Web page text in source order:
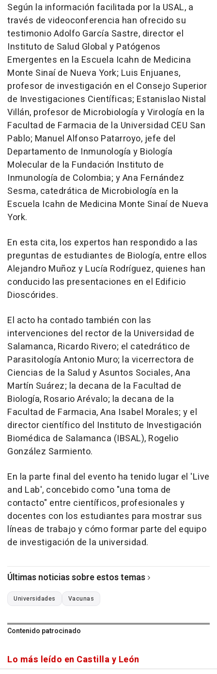
Según la información facilitada por la USAL, a
través de videoconferencia han ofrecido su
testimonio Adolfo García Sastre, director el
Instituto de Salud Global y Patógenos
Emergentes en la Escuela Icahn de Medicina
Monte Sinaí de Nueva York; Luis Enjuanes,
profesor de investigación en el Consejo Superior
de Investigaciones Científicas; Estanislao Nistal
Villán, profesor de Microbiología y Virología en la
Facultad de Farmacia de la Universidad CEU San
Pablo; Manuel Alfonso Patarroyo, jefe del
Departamento de Inmunología y Biología
Molecular de la Fundación Instituto de
Inmunología de Colombia; y Ana Fernández
Sesma, catedrática de Microbiología en la
Escuela Icahn de Medicina Monte Sinaí de Nueva
York.
En esta cita, los expertos han respondido a las
preguntas de estudiantes de Biología, entre ellos
Alejandro Muñoz y Lucía Rodríguez, quienes han
conducido las presentaciones en el Edificio
Dioscórides.
El acto ha contado también con las
intervenciones del rector de la Universidad de
Salamanca, Ricardo Rivero; el catedrático de
Parasitología Antonio Muro; la vicerrectora de
Ciencias de la Salud y Asuntos Sociales, Ana
Martín Suárez; la decana de la Facultad de
Biología, Rosario Arévalo; la decana de la
Facultad de Farmacia, Ana Isabel Morales; y el
director científico del Instituto de Investigación
Biomédica de Salamanca (IBSAL), Rogelio
González Sarmiento.
En la parte final del evento ha tenido lugar el 'Live
and Lab', concebido como "una toma de
contacto" entre científicos, profesionales y
docentes con los estudiantes para mostrar sus
líneas de trabajo y cómo formar parte del equipo
de investigación de la universidad.
Últimas noticias sobre estos temas
Universidades Vacunas
Contenido patrocinado
Lo más leído en Castilla y León